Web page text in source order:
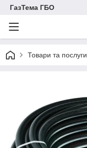
ГазТема ГБО
Товари та послуги